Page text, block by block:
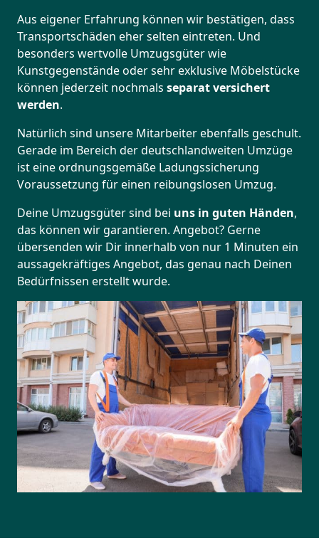
Aus eigener Erfahrung können wir bestätigen, dass
Transportschäden eher selten eintreten. Und
besonders wertvolle Umzugsgüter wie
Kunstgegenstände oder sehr exklusive Möbelstücke
können jederzeit nochmals separat versichert
werden.
Natürlich sind unsere Mitarbeiter ebenfalls geschult.
Gerade im Bereich der deutschlandweiten Umzüge
ist eine ordnungsgemäße Ladungssicherung
Voraussetzung für einen reibungslosen Umzug.
Deine Umzugsgüter sind bei uns in guten Händen,
das können wir garantieren. Angebot? Gerne
übersenden wir Dir innerhalb von nur 1 Minuten ein
aussagekräftiges Angebot, das genau nach Deinen
Bedürfnissen erstellt wurde.